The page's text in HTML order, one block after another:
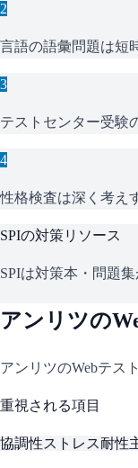
2
言語の語彙問題は短
3
テストセンター受験
4
性格検査は深く考え
SPIの対策リソース
SPIは対策本・問題
アンリツの
アンリツのWebテス
重視される項目
協調性ストレス耐性